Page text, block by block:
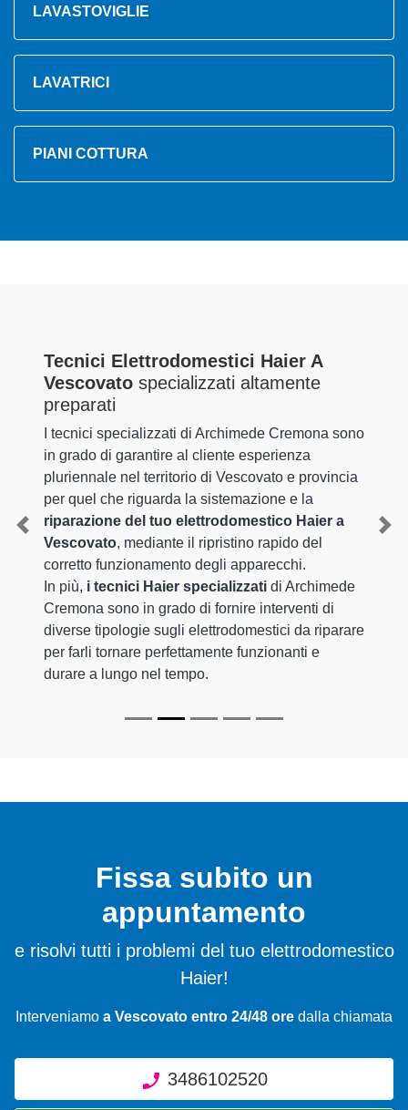
LAVASTOVIGLIE
LAVATRICI
PIANI COTTURA
Tecnici Elettrodomestici Haier A
Vescovato specializzati altamente
preparati
I tecnici specializzati di Archimede Cremona sono
in grado di garantire al cliente esperienza
pluriennale nel territorio di Vescovato e provincia
per quel che riguarda la sistemazione e la
riparazione del tuo elettrodomestico Haier a
Vescovato, mediante il ripristino rapido del
corretto funzionamento degli apparecchi.
In più, i tecnici Haier specializzati di Archimede
Cremona sono in grado di fornire interventi di
diverse tipologie sugli elettrodomestici da riparare
per farli tornare perfettamente funzionanti e
durare a lungo nel tempo.
Previous
Fissa subito un
appuntamento
e risolvi tutti i problemi del tuo elettrodomestico
Haier!
Interveniamo a Vescovato entro 24/48 ore dalla chiamata
3486102520